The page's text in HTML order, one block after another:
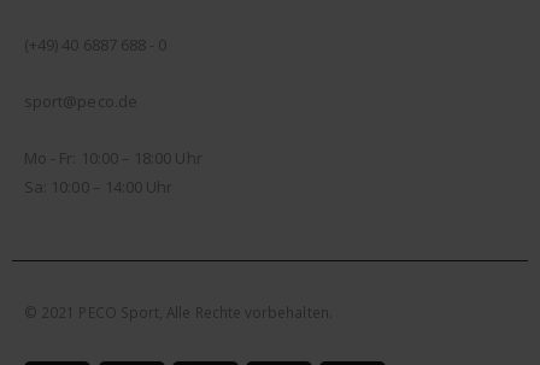
(+49) 40 6887 688 - 0
sport@peco.de
Mo - Fr: 10:00 – 18:00 Uhr
Sa: 10:00 – 14:00 Uhr
© 2021 PECO Sport, Alle Rechte vorbehalten.